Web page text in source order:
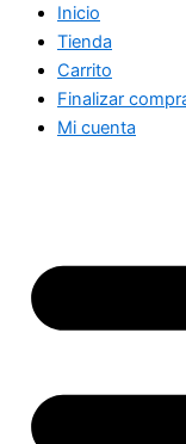
Inicio
Tienda
Carrito
Finalizar
Mi cuenta